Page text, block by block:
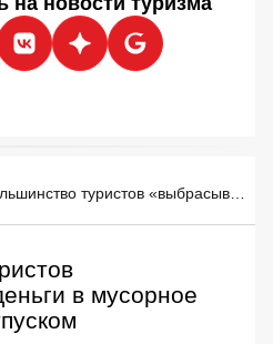
в мусорное